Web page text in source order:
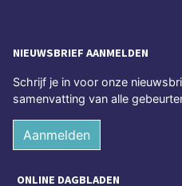
NIEUWSBRIEF AANMELDEN
Schrijf je in voor onze
samenvatting van alle
Aanmelden
ONLINE DAGBLADEN